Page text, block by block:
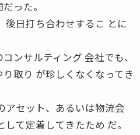
った。
後日打ち合わせするこ とに
ンサルティング 会社でも、
取り が珍しくなくなってき
アセット、あるいは物流会
て定着してきたため だ。